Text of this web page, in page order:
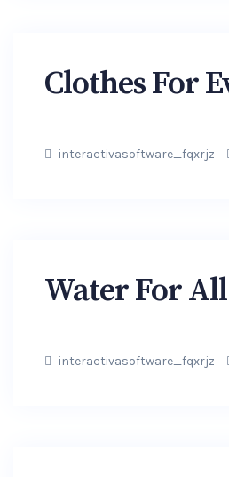
Clothes For
interactivasoftware_fqxrjz
Water For
interactivasoftware_fqxrjz